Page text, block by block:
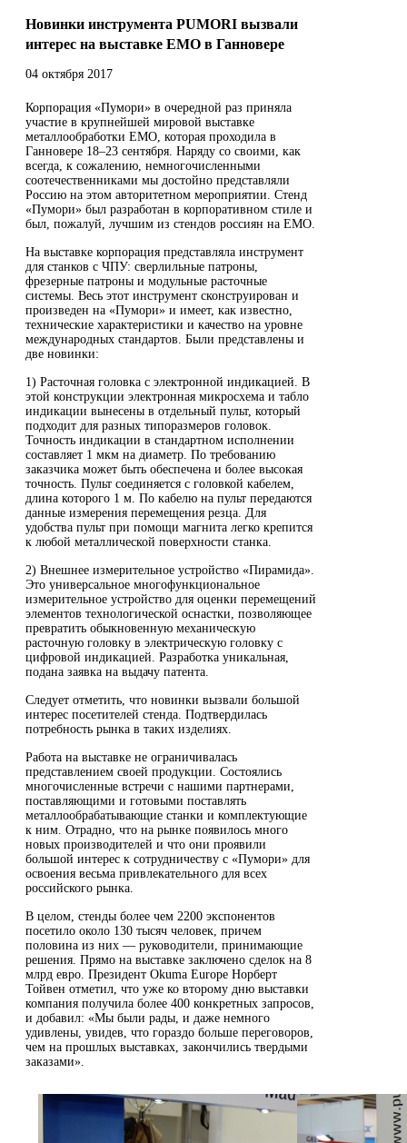
Новинки инструмента PUMORI вызвали
интерес на выставке EMO в Ганновере
04 октября 2017
Корпорация «Пумори» в очередной раз приняла
участие в крупнейшей мировой выставке
металлообработки EMO, которая проходила в
Ганновере 18–23 сентября. Наряду со своими, как
всегда, к сожалению, немногочисленными
соотечественниками мы достойно представляли
Россию на этом авторитетном мероприятии. Стенд
«Пумори» был разработан в корпоративном стиле и
был, пожалуй, лучшим из стендов россиян на EMO.
На выставке корпорация представляла инструмент
для станков с ЧПУ: сверлильные патроны,
фрезерные патроны и модульные расточные
системы. Весь этот инструмент сконструирован и
произведен на «Пумори» и имеет, как известно,
технические характеристики и качество на уровне
международных стандартов. Были представлены и
две новинки:
1) Расточная головка с электронной индикацией. В
этой конструкции электронная микросхема и табло
индикации вынесены в отдельный пульт, который
подходит для разных типоразмеров головок.
Точность индикации в стандартном исполнении
составляет 1 мкм на диаметр. По требованию
заказчика может быть обеспечена и более высокая
точность. Пульт соединяется с головкой кабелем,
длина которого 1 м. По кабелю на пульт передаются
данные измерения перемещения резца. Для
удобства пульт при помощи магнита легко крепится
к любой металлической поверхности станка.
2) Внешнее измерительное устройство «Пирамида».
Это универсальное многофункциональное
измерительное устройство для оценки перемещений
элементов технологической оснастки, позволяющее
превратить обыкновенную механическую
расточную головку в электрическую головку с
цифровой индикацией. Разработка уникальная,
подана заявка на выдачу патента.
Следует отметить, что новинки вызвали большой
интерес посетителей стенда. Подтвердилась
потребность рынка в таких изделиях.
Работа на выставке не ограничивалась
представлением своей продукции. Состоялись
многочисленные встречи с нашими партнерами,
поставляющими и готовыми поставлять
металлообрабатывающие станки и комплектующие
к ним. Отрадно, что на рынке появилось много
новых производителей и что они проявили
большой интерес к сотрудничеству с «Пумори» для
освоения весьма привлекательного для всех
российского рынка.
В целом, стенды более чем 2200 экспонентов
посетило около 130 тысяч человек, причем
половина из них — руководители, принимающие
решения. Прямо на выставке заключено сделок на 8
млрд евро. Президент Okuma Europe Норберт
Тойвен отметил, что уже ко второму дню выставки
компания получила более 400 конкретных запросов,
и добавил: «Мы были рады, и даже немного
удивлены, увидев, что гораздо больше переговоров,
чем на прошлых выставках, закончились твердыми
заказами».